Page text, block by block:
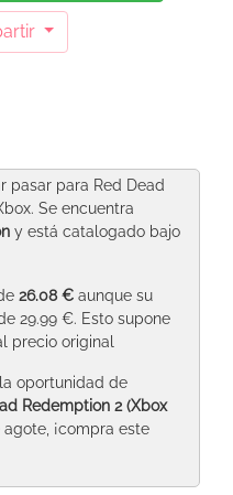
pasar para Red Dead
Se encuentra
y está catalogado bajo
26.08 € aunque su
29.99 €. Esto supone
precio original
oportunidad de
Redemption 2 (Xbox
¡compra este